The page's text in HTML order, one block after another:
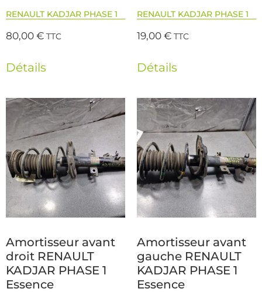
RENAULT KADJAR PHASE 1
80,00€ TTC
Détails
RENAULT KADJAR PHASE 1
19,00€ TTC
Détails
Amortisseur avant
droit RENAULT
KADJAR PHASE 1
Essence
Amortisseur avant
gauche RENAULT
KADJAR PHASE 1
Essence